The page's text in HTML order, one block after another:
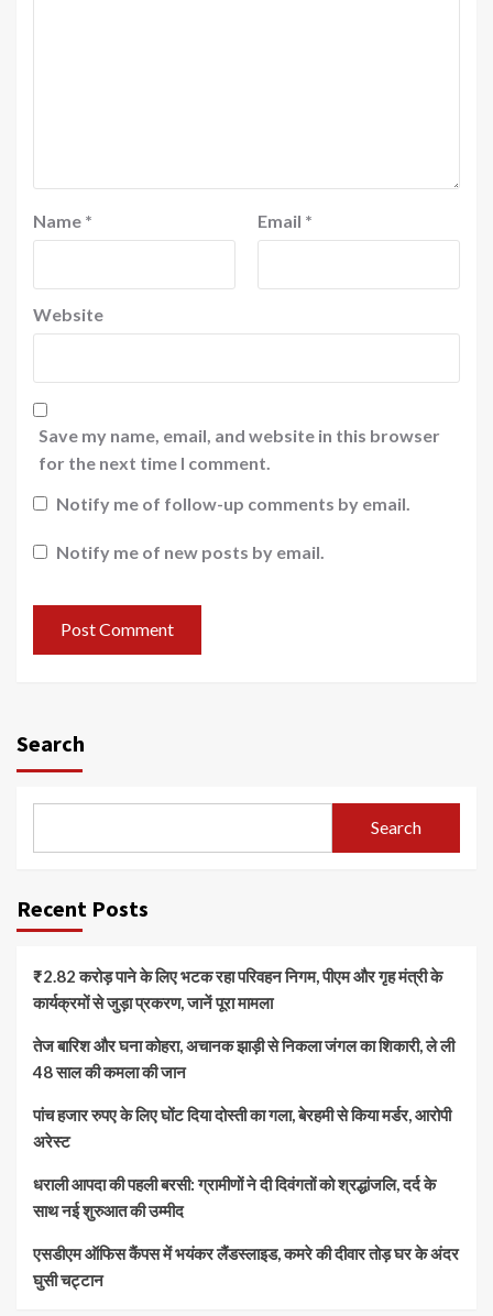
Name * Email *
Website
Save my name, email, and website in this browser
for the next time I comment.
Notify me of follow-up comments by email.
Notify me of new posts by email.
Search
Search
Recent Posts
₹2.82 करोड़ पाने के लिए भटक रहा परिवहन निगम, पीएम और गृह मंत्री के
कार्यक्रमों से जुड़ा प्रकरण, जानें पूरा मामला
तेज बारिश और घना कोहरा, अचानक झाड़ी से निकला जंगल का शिकारी, ले ली
48 साल की कमला की जान
पांच हजार रुपए के लिए घोंट दिया दोस्ती का गला, बेरहमी से किया मर्डर, आरोपी
अरेस्ट
धराली आपदा की पहली बरसी: ग्रामीणों ने दी दिवंगतों को श्रद्धांजलि, दर्द के
साथ नई शुरुआत की उम्मीद
एसडीएम ऑफिस कैंपस में भयंकर लैंडस्लाइड, कमरे की दीवार तोड़ घर के अंदर
घुसी चट्टान